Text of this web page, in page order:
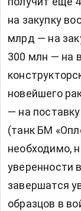
на закупку
млрд — на
300 млн — на
новейшего
— на
(танк БМ
необходимо,
уверенности
завершатся
образцов в